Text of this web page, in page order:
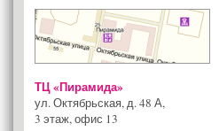
ТЦ «Пирамида»
ул. Октябрьская, д. 48 А,
3 этаж, офис 13